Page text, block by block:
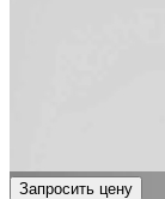
Запросить цену